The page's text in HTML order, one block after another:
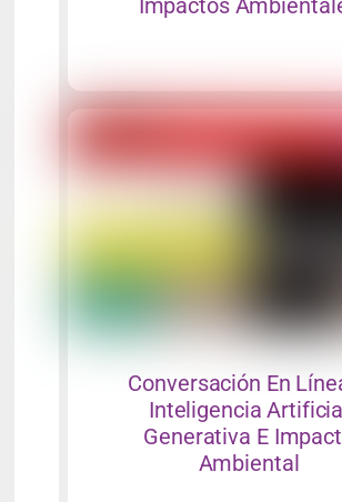
Conversación En
Inteligencia
Generativa E
Ambiental